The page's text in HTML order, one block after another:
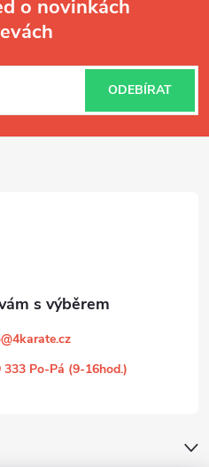
o novinkách
ODEBÍRAT
@4karate.cz
Po-Pá (9-16hod.)